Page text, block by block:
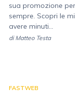
sua promozione
sempre. Scopri le
avere minuti...
di Matteo Testa
FASTWEB